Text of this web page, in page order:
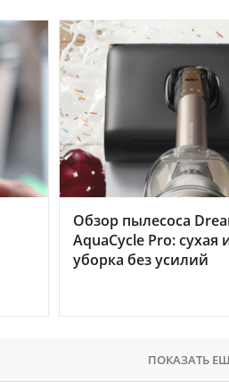
Обзор пылесоса
AquaCycle Pro: сухая
уборка без усилий
ПОКАЗАТЬ